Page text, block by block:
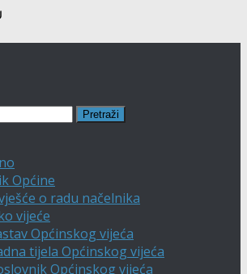
Općine
o radu načelnika
vijeće
Općinskog vijeća
tijela Općinskog vijeća
Općinskog vijeća